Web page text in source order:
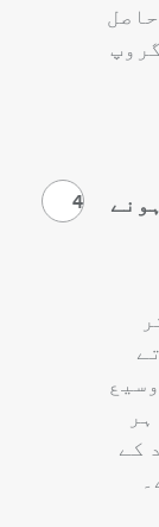
4
وسیع
کے